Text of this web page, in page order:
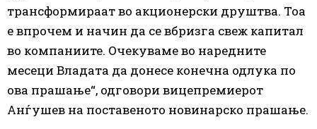
трансформираат во акционерски друштва. Тоа
е впрочем и начин да се вбризга свеж капитал
во компаниите. Очекуваме во наредните
месеци Владата да донесе конечна одлука по
ова прашање“, одговори вицепремиерот
Анѓушев на поставеното новинарско прашање.